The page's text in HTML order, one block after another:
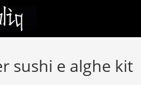
sushi e alghe kit